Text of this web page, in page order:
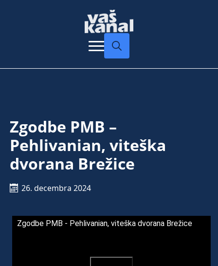
Zgodbe PMB –
Pehlivanian, viteška
dvorana Brežice
26. decembra 2024
Zgodbe PMB - Pehlivanian, viteška dvorana Brežice